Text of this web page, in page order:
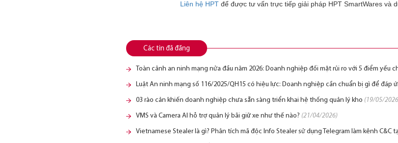
Liên hệ HPT để được tư vấn trực tiếp giải pháp HPT SmartWares và
Các tin đã đăng
Toàn cảnh an ninh mạng nửa đầu năm 2026: Doanh nghiệp đối mặt rủi ro với 5 điểm yếu
Luật An ninh mạng số 116/2025/QH15 có hiệu lực: Doanh nghiệp cần chuẩn bị gì để đáp
03 rào cản khiến doanh nghiệp chưa sẵn sàng triển khai hệ thống quản lý kho (19/05/
VMS và Camera AI hỗ trợ quản lý bãi giữ xe như thế nào? (21/04/2026)
Vietnamese Stealer là gì? Phân tích mã độc Info Stealer sử dụng Telegram làm kênh C&C